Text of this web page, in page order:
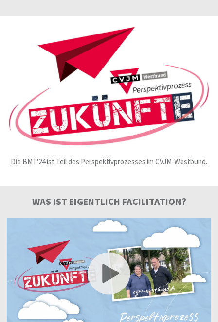
Die BMT'24 ist Teil des Perspektivprozesses im CVJM-Westbund.
WAS IST EIGENTLICH FACILITATION?